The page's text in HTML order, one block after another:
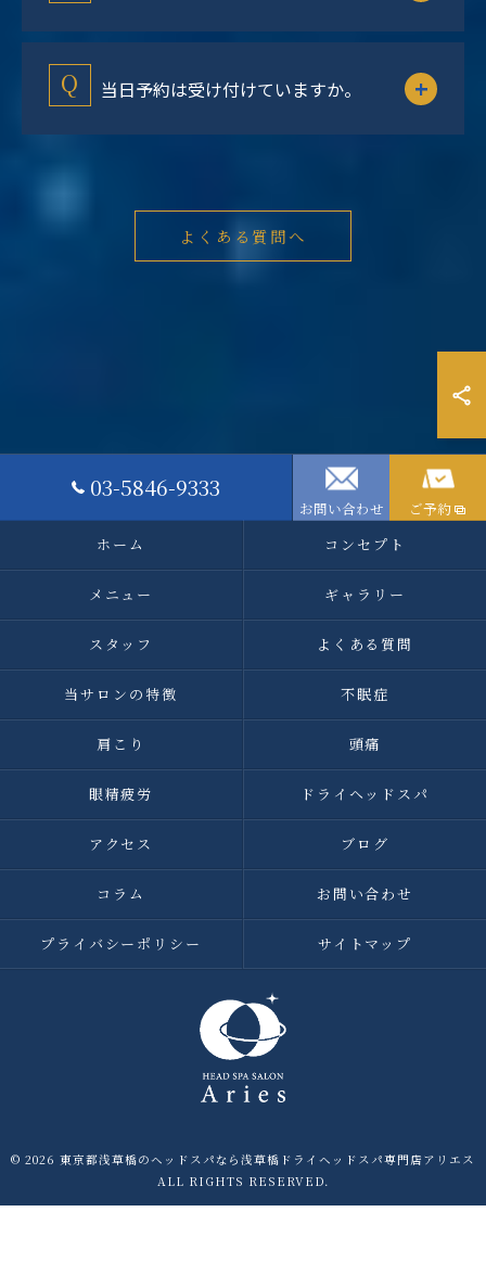
当日予約は受け付けていますか。
よくある質問へ
03-5846-9333
お問い合わせ
ご予約
ホーム
コンセプト
メニュー ギャラリー
スタッフ よくある質問
当サロンの特徴 不眠症
肩こり 頭痛
眼精疲労 ドライヘッドスパ
アクセス ブログ
コラム お問い合わせ
プライバシーポリシー サイトマップ
© 2026 東京都浅草橋のヘッドスパなら浅草橋ドライヘッドスパ専門店アリエス
ALL RIGHTS RESERVED.